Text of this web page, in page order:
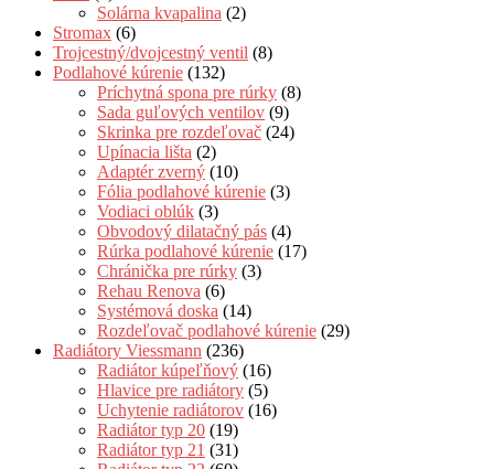
Solárna kvapalina (2)
Stromax (6)
Trojcestný/dvojcestný ventil (8)
Podlahové kúrenie (132)
Príchytná spona pre rúrky (8)
Sada guľových ventilov (9)
Skrinka pre rozdeľovač (24)
Upínacia lišta (2)
Adaptér zverný (10)
Fólia podlahové kúrenie (3)
Vodiaci oblúk (3)
Obvodový dilatačný pás (4)
Rúrka podlahové kúrenie (17)
Chránička pre rúrky (3)
Rehau Renova (6)
Systémová doska (14)
Rozdeľovač podlahové kúrenie (29)
Radiátory Viessmann (236)
Radiátor kúpeľňový (16)
Hlavice pre radiátory (5)
Uchytenie radiátorov (16)
Radiátor typ 20 (19)
Radiátor typ 21 (31)